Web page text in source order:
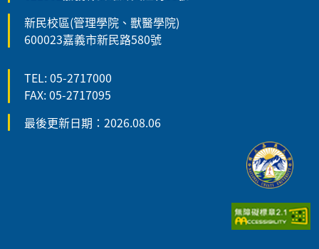
新民校區(管理學院、獸醫學院)
600023嘉義市新民路580號
TEL: 05-2717000
FAX: 05-2717095
最後更新日期：2026.08.06